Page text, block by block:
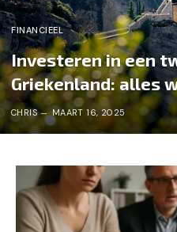
FINANCIEEL
Investeren in een
Griekenland: alles
CHRIS MAART 16, 2025